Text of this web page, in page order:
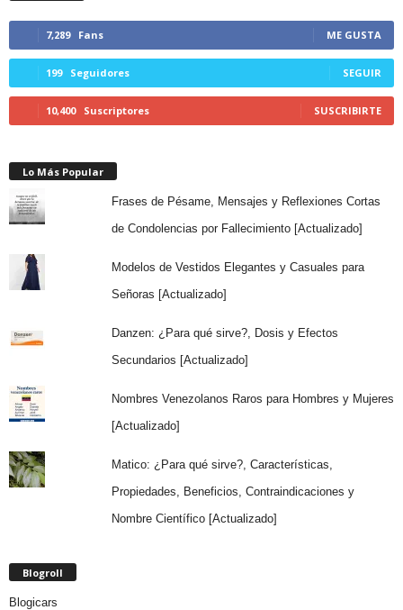
7,289 Fans ME GUSTA
199 Seguidores SEGUIR
10,400 Suscriptores SUSCRIBIRTE
Lo Más Popular
Frases de Pésame, Mensajes y Reflexiones Cortas
de Condolencias por Fallecimiento [Actualizado]
Modelos de Vestidos Elegantes y Casuales para
Señoras [Actualizado]
Danzen: ¿Para qué sirve?, Dosis y Efectos
Secundarios [Actualizado]
Nombres Venezolanos Raros para Hombres y Mujeres
[Actualizado]
Matico: ¿Para qué sirve?, Características,
Propiedades, Beneficios, Contraindicaciones y
Nombre Científico [Actualizado]
Blogroll
Blogicars